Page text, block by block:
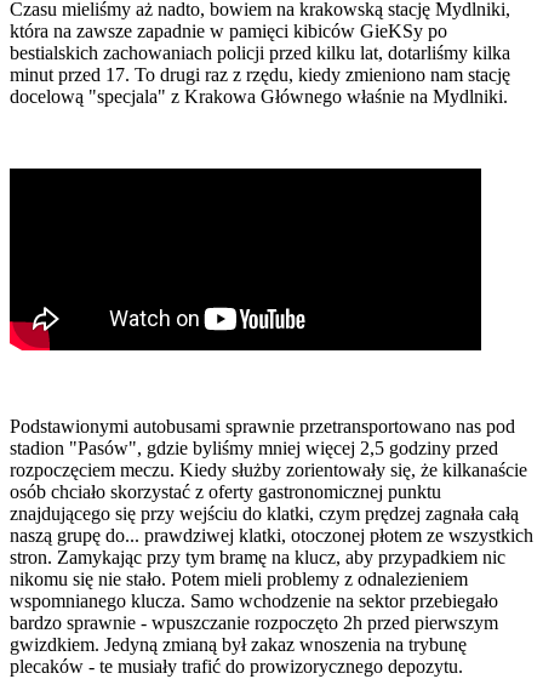
Czasu mieliśmy aż nadto, bowiem na krakowską stację Mydlniki,
która na zawsze zapadnie w pamięci kibiców GieKSy po
bestialskich zachowaniach policji przed kilku lat, dotarliśmy kilka
minut przed 17. To drugi raz z rzędu, kiedy zmieniono nam stację
docelową "specjala" z Krakowa Głównego właśnie na Mydlniki.
Podstawionymi autobusami sprawnie przetransportowano nas pod
stadion "Pasów", gdzie byliśmy mniej więcej 2,5 godziny przed
rozpoczęciem meczu. Kiedy służby zorientowały się, że kilkanaście
osób chciało skorzystać z oferty gastronomicznej punktu
znajdującego się przy wejściu do klatki, czym prędzej zagnała całą
naszą grupę do... prawdziwej klatki, otoczonej płotem ze wszystkich
stron. Zamykając przy tym bramę na klucz, aby przypadkiem nic
nikomu się nie stało. Potem mieli problemy z odnalezieniem
wspomnianego klucza. Samo wchodzenie na sektor przebiegało
bardzo sprawnie - wpuszczanie rozpoczęto 2h przed pierwszym
gwizdkiem. Jedyną zmianą był zakaz wnoszenia na trybunę
plecaków - te musiały trafić do prowizorycznego depozytu.